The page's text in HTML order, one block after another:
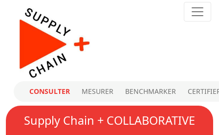
CONSULTER MESURER BENCHMARKER
Supply Chain + COLLABORATIVE